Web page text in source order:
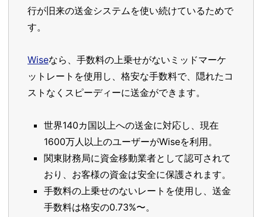
行が旧来の送金システムを使い続けているためで
す。
Wiseなら、手数料の上乗せがないミッドマーケ
ットレートを使用し、格安な手数料で、隠れたコ
ストなくスピーディーに送金ができます。
世界140カ国以上への送金に対応し、現在
1600万人以上のユーザーがWiseを利用。
関東財務局に資金移動業者として認可されて
おり、お客様の資金は安全に保護されます。
手数料の上乗せのないレートを使用し、送金
手数料は格安の0.73%〜。